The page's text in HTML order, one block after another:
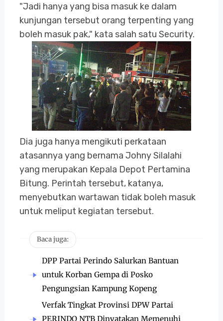
"Jadi hanya yang bisa masuk ke dalam
kunjungan tersebut orang terpenting yang
boleh masuk pak," kata salah satu Security.
Dia juga hanya mengikuti perkataan
atasannya yang bernama Johny Silalahi
yang merupakan Kepala Depot Pertamina
Bitung. Perintah tersebut, katanya,
menyebutkan wartawan tidak boleh masuk
untuk meliput kegiatan tersebut.
Baca juga:
DPP Partai Perindo Salurkan Bantuan
untuk Korban Gempa di Posko
Pengungsian Kampung Kopeng
Verfak Tingkat Provinsi DPW Partai
PERINDO NTB Dinyatakan Memenuhi